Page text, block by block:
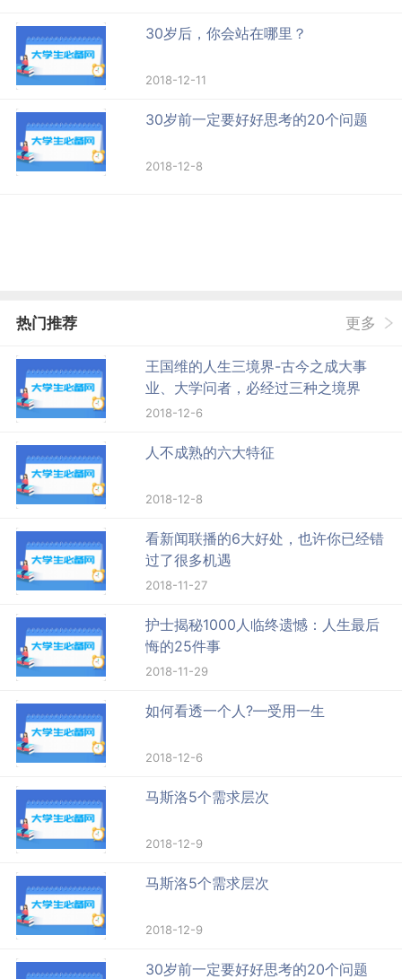
30岁后，你会站在哪里？
2018-12-11
30岁前一定要好好思考的20个问题
2018-12-8
热门推荐 更多
王国维的人生三境界-古今之成大事
业、大学问者，必经过三种之境界
2018-12-6
人不成熟的六大特征
2018-12-8
看新闻联播的6大好处，也许你已经错
过了很多机遇
2018-11-27
护士揭秘1000人临终遗憾：人生最后
悔的25件事
2018-11-29
如何看透一个人?—受用一生
2018-12-6
马斯洛5个需求层次
2018-12-9
马斯洛5个需求层次
2018-12-9
30岁前一定要好好思考的20个问题